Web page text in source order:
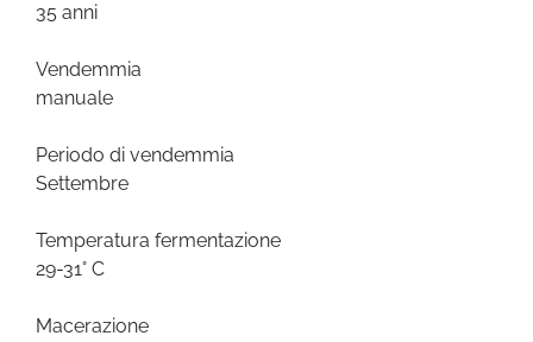
35 anni
Vendemmia
manuale
Periodo di vendemmia
Settembre
Temperatura fermentazione
29-31° C
Macerazione